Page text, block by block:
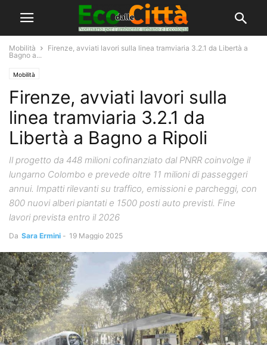
Mobilità
Firenze, avviati lavori sulla linea tramviaria 3.2.1 da Libertà a
Bagno a...
Mobilità
Firenze, avviati lavori sulla
linea tramviaria 3.2.1 da
Libertà a Bagno a Ripoli
Il progetto da 448 milioni cofinanziato dal PNRR coinvolge il
lungarno Colombo e prevede oltre 11 milioni di passeggeri
annui. Impatti rilevanti su traffico, emissioni e parcheggi, con
800 nuovi alberi piantati e 1500 posti auto previsti. Fine
lavori prevista entro il 2026
Da Sara Ermini - 19 Maggio 2025